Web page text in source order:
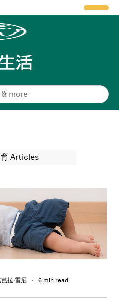
Articles
拉·雷尼 · 6 min read